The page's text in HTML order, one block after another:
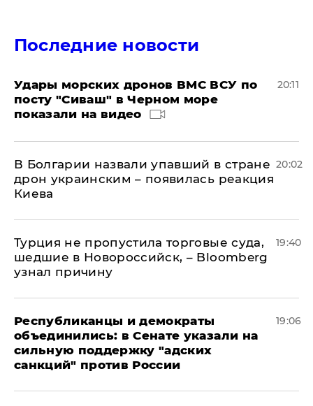
Последние новости
Удары морских дронов ВМС ВСУ по
посту "Сиваш" в Черном море
показали на видео
20:11
В Болгарии назвали упавший в стране
дрон украинским – появилась реакция
Киева
20:02
Турция не пропустила торговые суда,
шедшие в Новороссийск, – Bloomberg
узнал причину
19:40
Республиканцы и демократы
объединились: в Сенате указали на
сильную поддержку "адских
санкций" против России
19:06